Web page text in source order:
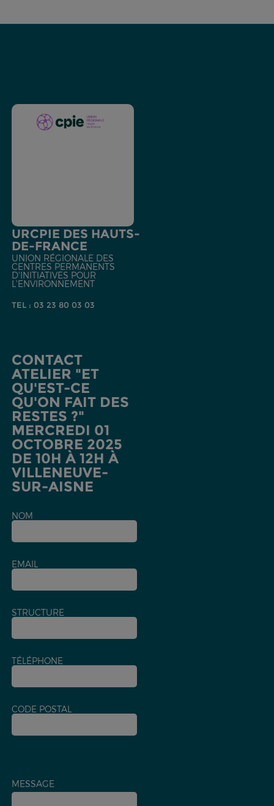
URCPIE DES HAUTS-
DE-FRANCE
UNION RÉGIONALE DES
CENTRES PERMANENTS
D'INITIATIVES POUR
L'ENVIRONNEMENT
TEL : 03 23 80 03 03
CONTACT
ATELIER "ET
QU'EST-CE
QU'ON FAIT DES
RESTES ?"
MERCREDI 01
OCTOBRE 2025
DE 10H À 12H À
VILLENEUVE-
SUR-AISNE
NOM
EMAIL
STRUCTURE
TÉLÉPHONE
CODE POSTAL
MESSAGE